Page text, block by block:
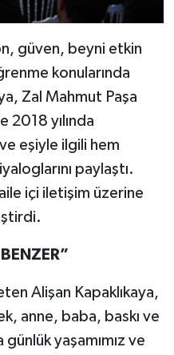
güven, beyni etkin
konularında
Zal Mahmut Paşa
2018 yılında
eşiyle ilgili hem
paylaştı.
içi iletişim üzerine
Alişan Kapaklıkaya,
anne, baba, baskı ve
yaşamımız ve